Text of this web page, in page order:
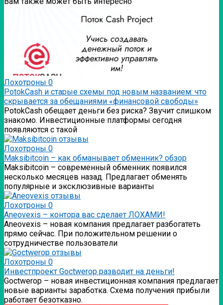
Лохотроны 0
PotokCash и старые схемы под новым названием: что
скрывается за обещаниями «финансовой свободы»
PotokCash обещает деньги без риска? Звучит слишком
знакомо. Инвестиционные платформы сегодня
появляются с такой
Лохотроны 0
Мaksibitcoin – как обманывает обменник? обзор
Мaksibitcoin – современный обменник появился
несколько месяцев назад. Предлагает обменять
популярные и эксклюзивные варианты
Лохотроны 0
Аneovexis – контора вас сделает ЛОХАМИ!
Аneovexis – новая компания предлагает разбогатеть
прямо сейчас. При положительном решении о
сотрудничестве пользователи
Лохотроны 0
Инвестпроект Goctwerop разводит на деньги!
Goctwerop – новая инвестиционная компания предлагает
новые варианты заработка. Схема получения прибыли
работает безотказно.